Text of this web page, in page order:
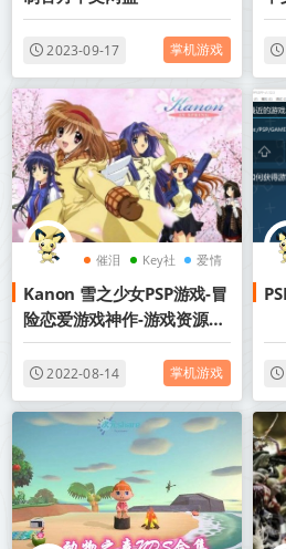
2023-09-17 掌机游戏
催泪 Key社 爱情
Kanon 雪之少女PSP游戏-冒
险恋爱游戏神作-游戏资源网
盘下载
2022-08-14 掌机游戏